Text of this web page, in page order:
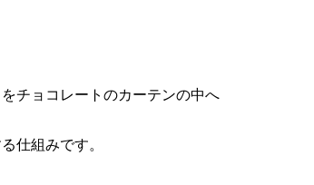
チョコレートのカーテンの中へ
仕組みです。